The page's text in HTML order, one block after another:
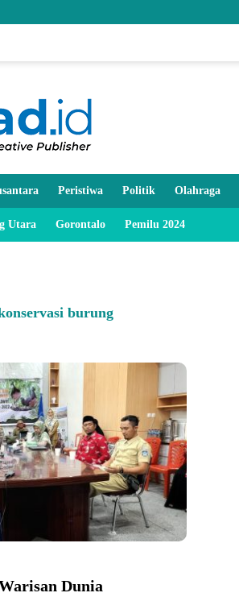
Peristiwa Politik Olahraga
Utara Gorontalo Pemilu 2024
burung
Dunia